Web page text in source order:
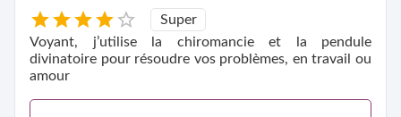
Super
Voyant, j’utilise la chiromancie et la pendule
divinatoire pour résoudre vos problèmes, en travail ou
amour